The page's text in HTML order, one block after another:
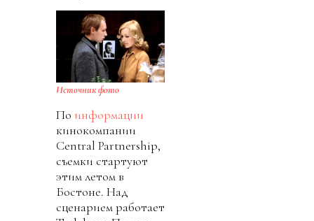
Источник фото
По информации
кинокомпании
Central Partnership,
съемки стартуют
этим летом в
Бостоне. Над
сценарием работает